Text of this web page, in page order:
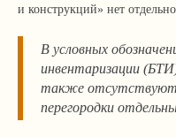
и конструкций» нет
В условных
инвентаризации
также отсутствуют
перегородки